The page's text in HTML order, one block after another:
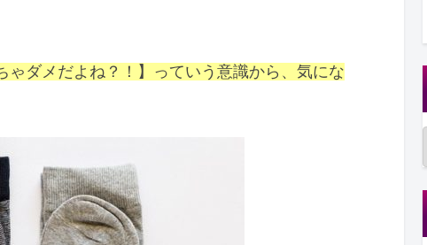
ダメだよね？！】っていう意識から、気にな